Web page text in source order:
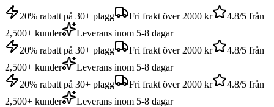
20% rabatt på 30+ plagg Fri frakt över 2000 kr
4.8/5 från
2,500+ kunder
Leverans inom 5-8 dagar
20% rabatt på 30+ plagg
Fri frakt över 2000 kr
4.8/5 från
2,500+ kunder
Leverans inom 5-8 dagar
20% rabatt på 30+ plagg
Fri frakt över 2000 kr
4.8/5 från
2,500+ kunder
Leverans inom 5-8 dagar